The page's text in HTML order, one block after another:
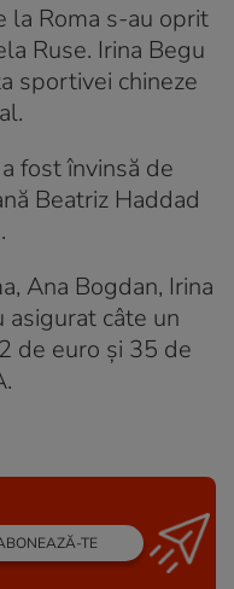
la Roma s-au oprit
Ruse. Irina Begu
sportivei chineze
fost învinsă de
Beatriz Haddad
Ana Bogdan, Irina
asigurat câte un
de euro și 35 de
TE